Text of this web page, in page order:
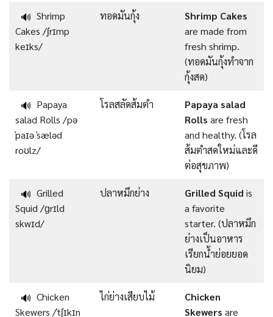
🔊 Shrimp
Cakes /ʃrɪmp
keɪks/
ทอดมันกุ้ง
Shrimp Cakes
are made from
fresh shrimp.
(ทอดมันกุ้งทำจาก
กุ้งสด)
🔊 Papaya
salad Rolls /pə
ˈpaɪə ˈsæləd
roʊlz/
โรลสลัดส้มตำ
Papaya salad
Rolls are fresh
and healthy. (โรล
ส้มตำสดใหม่และดี
ต่อสุขภาพ)
🔊 Grilled
Squid /ɡrɪld
skwɪd/
ปลาหมึกย่าง Grilled Squid is
a favorite
starter. (ปลาหมึก
ย่างเป็นอาหาร
เรียกน้ำย่อยยอด
นิยม)
🔊 Chicken
Skewers /ˈtʃɪkɪn
ไก่ย่างเสียบไม้
Chicken
Skewers are